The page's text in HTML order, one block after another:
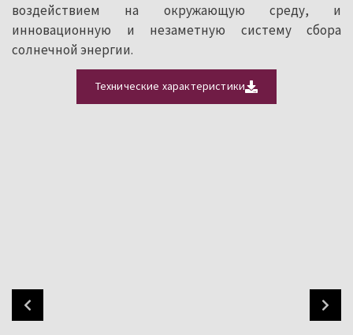
воздействием на окружающую среду, и
инновационную и незаметную систему сбора
солнечной энергии.
Технические характеристики